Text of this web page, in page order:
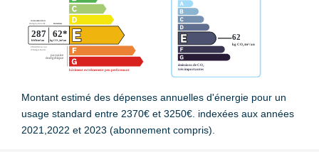
Montant estimé des dépenses annuelles d'énergie pour un
usage standard entre 2370€ et 3250€. indexées aux années
2021,2022 et 2023 (abonnement compris).